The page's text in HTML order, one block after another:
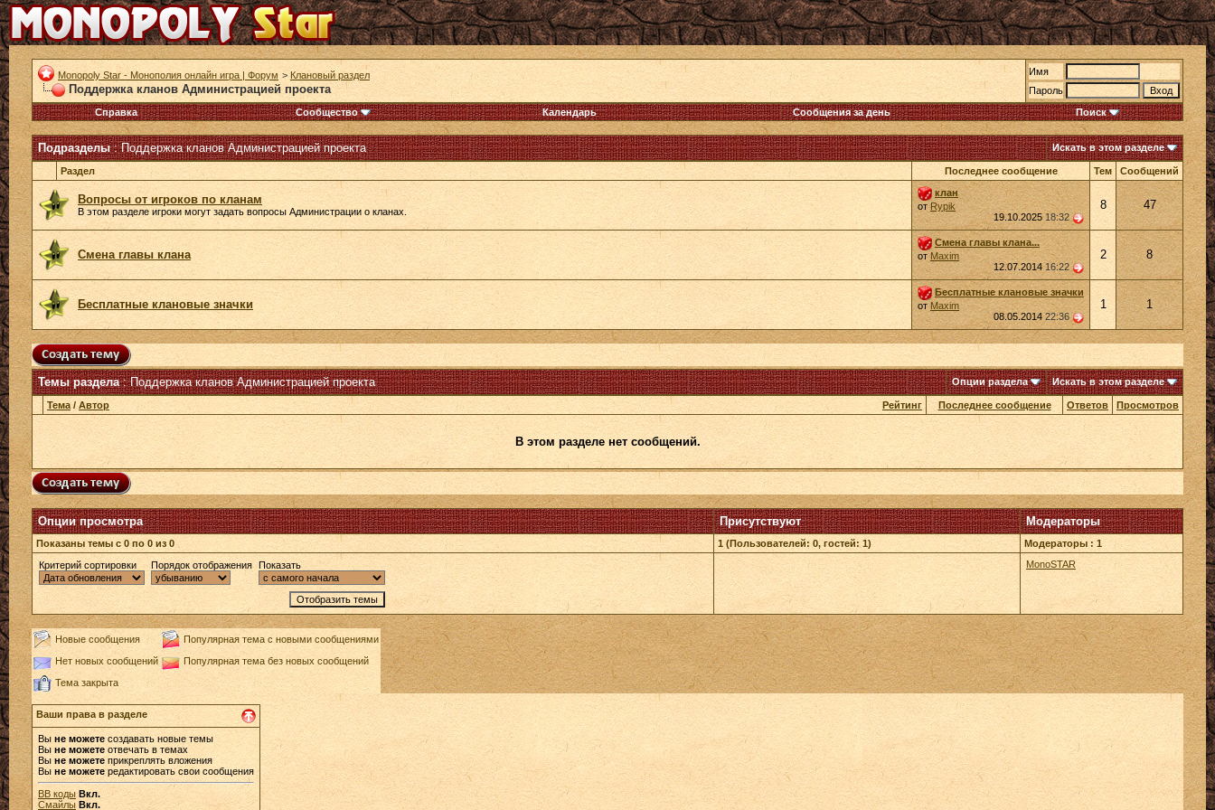
Monopoly Star - Монополия онлайн игра | Форум > Клановый раздел
Поддержка кланов Администрацией проекта
Имя
Пароль
Справка
Сообщество Календарь Сообщения за день Поиск
Подразделы: Поддержка кланов Администрацией проекта Искать в этом разделе
Раздел Последнее сообщение Тем Сообщений
Вопросы от игроков по кланам
В этом разделе игроки могут задать вопросы Администрации о кланах.
клан
отRypik
19.10.202518:32
8 47
Смена главы клана
Смена главы клана...
отMaxim
12.07.201416:22
2 8
Бесплатные клановые значки
Бесплатные клановые значки
отMaxim
08.05.201422:36
1 1
Темы раздела: Поддержка кланов Администрацией проекта Опции раздела Искать в этом разделе
Рейтинг
Тема / Автор Последнее сообщение Ответов Просмотров
В этом разделе нет сообщений.
Опции просмотра Присутствуют Модераторы
Показаны темы с 0 по 0 из 0 1 (Пользователей: 0, гостей: 1)
Модераторы : 1
Критерий сортировки
Порядок отображения Показать MonoSTAR
Новые сообщения
Популярная тема с новыми сообщениями
Нет новых сообщений
Популярная тема без новых сообщений
Тема закрыта
Ваши права в разделе
Вы не можете создавать новые темы
Выне можете отвечать в темах
Выне можете прикреплять вложения
Вы не можетередактировать свои сообщения
BB коды Вкл.
Смайлы Вкл.